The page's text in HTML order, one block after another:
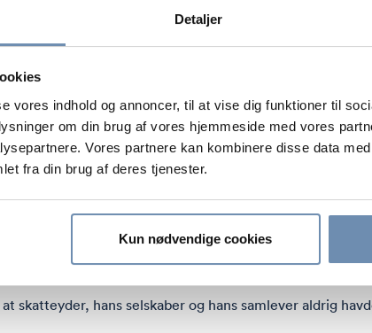
Detaljer
vores indhold og annoncer, til at vise dig funktioner til
om din brug af vores hjemmeside med vores
Vores partnere kan kombinere disse data
fra din brug af deres tjenester.
Kun nødvendige cookies
at skatteyder realiserede en skattepligtig indkomst på
skatteyderens indkomst.
omgørelse og princippet i ligningslovens §
skulle fastholdes uanset ugyldighed og den
var helt overordnet, at et efterfølgende afkald på
henviste til, at byretten – i omstødelsessagen –
ugyldige, samt at modtagerne af betalingerne var
skatteyder, hans selskaber og hans samlever aldrig